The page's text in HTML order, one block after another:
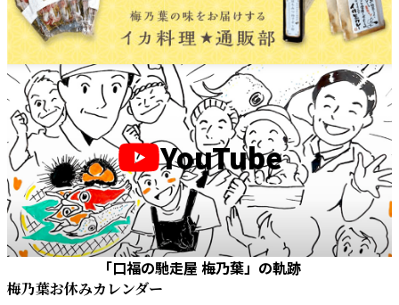
YouTube
「口福の馳走屋 梅乃葉」の軌跡
梅乃葉お休みカレンダー